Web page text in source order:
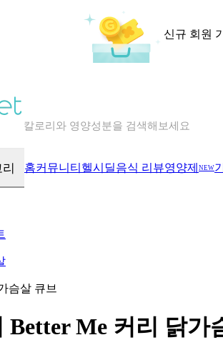
신규 회원
혈당 · 다이어트 음식 검색해보세요
홈커뮤니티 헬시딜음식 리뷰영양제 NEW
슴살 큐브
Better Me 커리 닭가